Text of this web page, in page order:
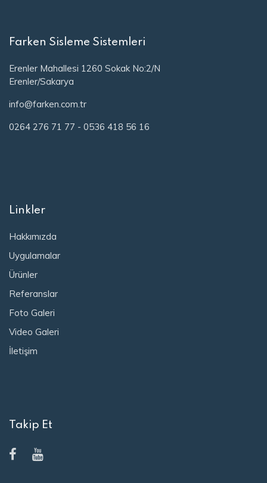
Farken Sisleme Sistemleri
Erenler Mahallesi 1260 Sokak No:2/N
Erenler/Sakarya
info@farken.com.tr
0264 276 71 77 - 0536 418 56 16
Linkler
Hakkımızda
Uygulamalar
Ürünler
Referanslar
Foto Galeri
Video Galeri
İletişim
Takip Et